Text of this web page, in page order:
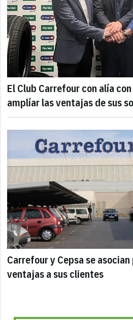
El Club Carrefour con alía
amplíar las ventajas de sus
Carrefour y Cepsa se
ventajas a sus clientes